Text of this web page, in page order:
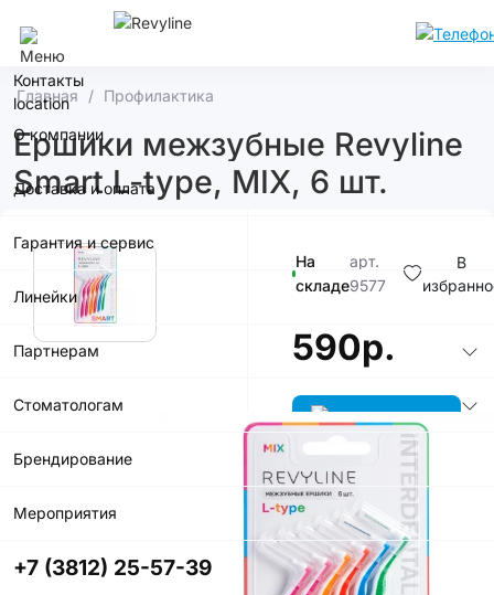
Контакты
О компании
Доставка и оплата
Гарантия и сервис
Линейки
Партнерам
Стоматологам
Брендирование
Мероприятия
+7 (3812) 25-57-39
Главная Профилактика
Ершики межзубные Revyline
Smart L-type, MIX, 6 шт.
На
складе
арт.
9577
В
590р.
В корзину
Купить в
приложении
со скидкой